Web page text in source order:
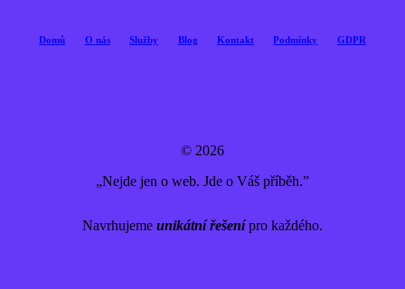
Domů O nás Služby Blog Kontakt Podmínky GDPR
© 2026
„Nejde jen o web. Jde o Váš příběh.”
Navrhujeme unikátní řešenípro každého.